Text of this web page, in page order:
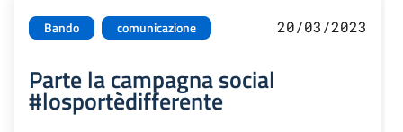
Bando comunicazione 20/03/2023
Parte la campagna social
#losportèdifferente